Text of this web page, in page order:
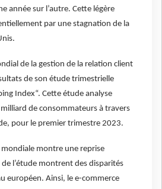
année sur l’autre. Cette légère
par une stagnation de la
de la gestion de la relation client
de son étude trimestrielle
Index“. Cette étude analyse
milliard de consommateurs à travers
pour le premier trimestre 2023.
mondiale montre une reprise
l’étude montrent des disparités
européen. Ainsi, le e-commerce